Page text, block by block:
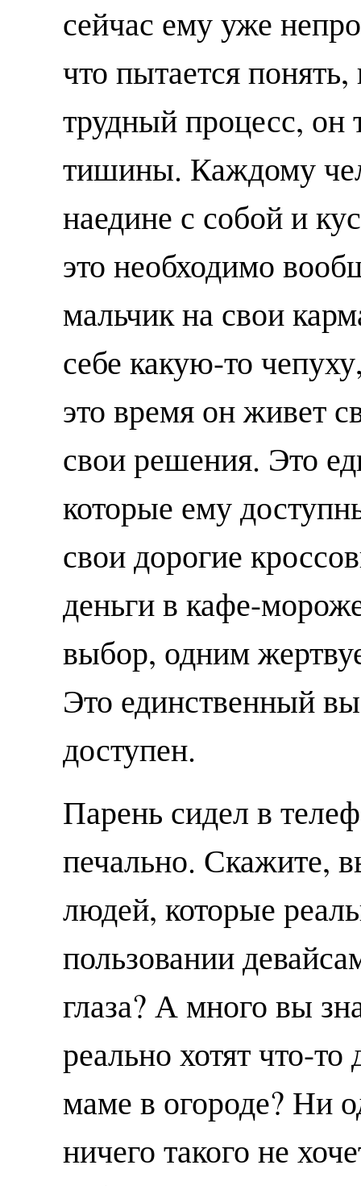
сейчас ему уже
что пытается
трудный процесс, он
тишины. Каждому
наедине с собой и
это необходимо
мальчик на свои
себе какую-то
это время он живет
свои решения. Это
которые ему
свои дорогие
деньги в кафе-
выбор, одним
Это единственный
доступен.
Парень сидел в
печально. Скажите,
людей, которые
пользовании
глаза? А много вы
реально хотят что-
маме в огороде? Ни
ничего такого не